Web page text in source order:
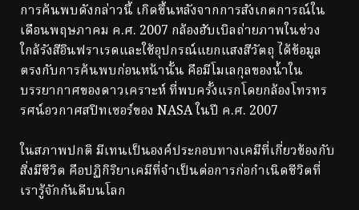
การค้นพบดังกล่าวนี้ เกิดขึ้นหลังจากการสังเกตการณ์ใน
เดือนพฤษภาคม ค.ศ. 2007 กล้องฮับเบิลถ่ายภาพในช่วง
ใกล้รังสีอินฟราเรดและใช้อุปกรณ์แยกแสงสีวัตถุ ได้ข้อมูล
ตรงกับการค้นพบก่อนหน้านั้น คือมีโมเลกุลของน้ำใน
บรรยากาศของดาวเคราะห์ ที่พบครั้งแรกโดยกล้องโทรทร
รศน์อวกาศสปิทเซอร์ของ NASA ในปี ค.ศ. 2007
ในสภาพปกติ มีเทนเป็นองค์ประกอบทางเคมีที่เกี่ยวข้องกับ
สิ่งมีชีวิต คือปฏิกิริยาเคมีที่จำเป็นต่อการก่อกำเนิดชีวิตที่
เรารู้จักกันดีบนโลก